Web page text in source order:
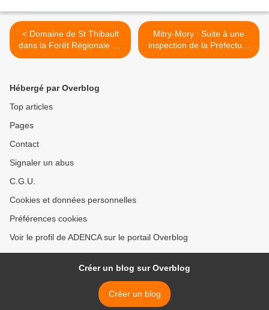
< Domaine de St Thibault
dans la Forêt Régionale de
Montgé en Goële
Mitry-Mory : Suite à une
inspection de la Préfecture
du 16/4/2026 Chamylinex
Hébergé par Overblog
Top articles
Pages
Contact
Signaler un abus
C.G.U.
Cookies et données personnelles
Préférences cookies
Voir le profil de ADENCA sur le portail Overblog
Créer un blog sur Overblog
Créer un blog